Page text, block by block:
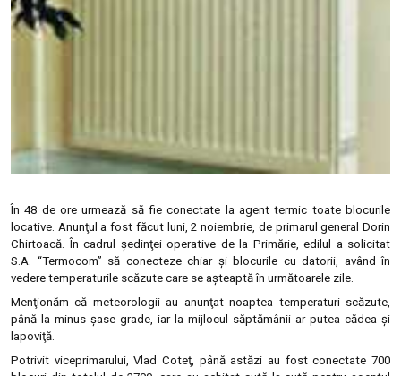
În 48 de ore urmează să fie conectate la agent termic toate blocurile
locative. Anunţul a fost făcut luni, 2 noiembrie, de primarul general Dorin
Chirtoacă. În cadrul şedinţei operative de la Primărie, edilul a solicitat
S.A. “Termocom” să conecteze chiar şi blocurile cu datorii, având în
vedere temperaturile scăzute care se aşteaptă în următoarele zile.
Menţionăm că meteorologii au anunţat noaptea temperaturi scăzute,
până la minus şase grade, iar la mijlocul săptămânii ar putea cădea şi
lapoviţă.
Potrivit viceprimarului, Vlad Coteţ, până astăzi au fost conectate 700